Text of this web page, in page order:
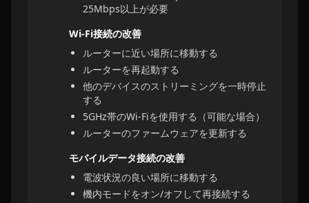
25Mbps以上が必要
Wi-Fi接続の改善
ルーターに近い場所に移動する
ルーターを再起動する
他のデバイスのストリーミングを一時停止
する
5GHz帯のWi-Fiを使用する（可能な場合）
ルーターのファームウェアを更新する
モバイルデータ接続の改善
電波状況の良い場所に移動する
機内モードをオン/オフして再接続する